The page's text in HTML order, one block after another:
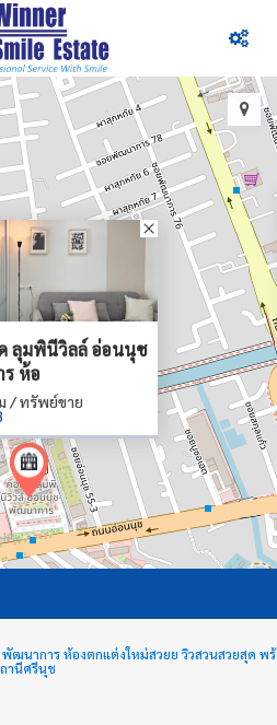
ลุมพินีวิลล์ อ่อนนุช
ห้อ
/ ทรัพย์ขาย
ฒนาการ ห้องตกแต่งใหม่สวยย วิวสวนสวยสุด พร้
ถานีศรีนุช